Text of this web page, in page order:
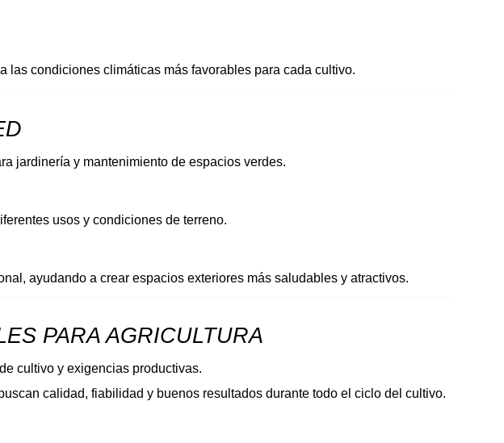
las condiciones climáticas más favorables para cada cultivo.
jardinería y mantenimiento de espacios verdes.
usos y condiciones de terreno.
ayudando a crear espacios exteriores más saludables y atractivos.
PARA AGRICULTURA
cultivo y exigencias productivas.
calidad, fiabilidad y buenos resultados durante todo el ciclo del cultivo.